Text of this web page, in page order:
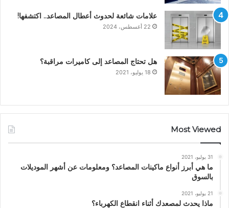
علامات شائعة لحدوث أعطال المصاعد.. اكتشفها!
22 أغسطس، 2024
هل تحتاج المصاعد إلى كاميرات مراقبة؟
18 يوليو، 2021
Most Viewed
31 يوليو، 2021
ما هي أبرز أنواع ماكينات المصاعد؟ ومعلومات عن أشهر الموديلات
بالسوق
21 يوليو، 2021
ماذا يحدث لمصعدك أثناء انقطاع الكهرباء؟